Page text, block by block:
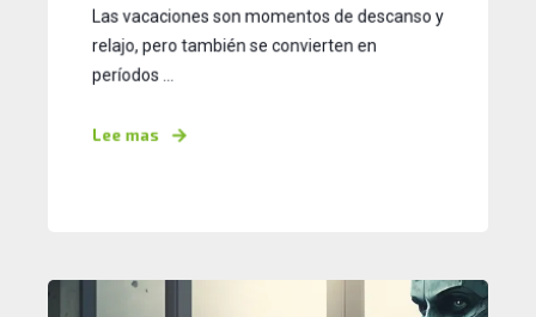
Las vacaciones son momentos de descanso y
relajo, pero también se convierten en
períodos ...
Lee mas